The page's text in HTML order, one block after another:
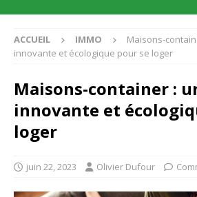
ACCUEIL IMMO
Maisons-
innovante et écologique pour se loger
Maisons-container :
innovante et
loger
juin 22, 2023 Olivier Dufour